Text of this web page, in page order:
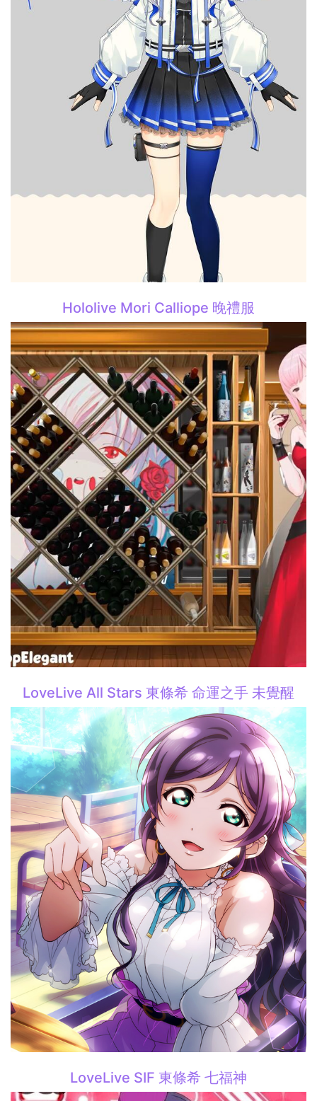
Hololive Mori Calliope 晚禮服
LoveLive All Stars 東條希 命運之手 未覺醒
LoveLive SIF 東條希 七福神